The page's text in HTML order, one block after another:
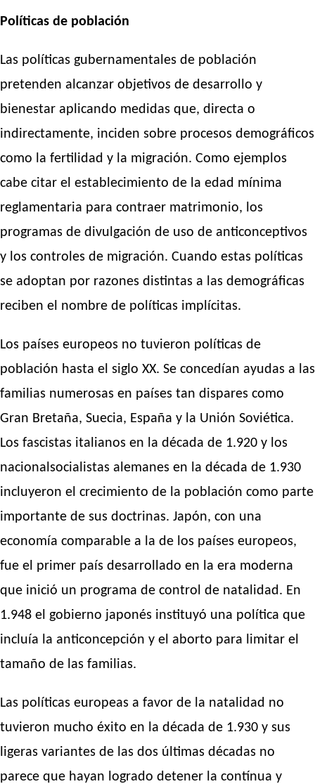
Políticas de población
Las políticas gubernamentales de población
pretenden alcanzar objetivos de desarrollo y
bienestar aplicando medidas que, directa o
indirectamente, inciden sobre procesos demográficos
como la fertilidad y la migración. Como ejemplos
cabe citar el establecimiento de la edad mínima
reglamentaria para contraer matrimonio, los
programas de divulgación de uso de anticonceptivos
y los controles de migración. Cuando estas políticas
se adoptan por razones distintas a las demográficas
reciben el nombre de políticas implícitas.
Los países europeos no tuvieron políticas de
población hasta el siglo XX. Se concedían ayudas a las
familias numerosas en países tan dispares como
Gran Bretaña, Suecia, España y la Unión Soviética.
Los fascistas italianos en la década de 1.920 y los
nacionalsocialistas alemanes en la década de 1.930
incluyeron el crecimiento de la población como parte
importante de sus doctrinas. Japón, con una
economía comparable a la de los países europeos,
fue el primer país desarrollado en la era moderna
que inició un programa de control de natalidad. En
1.948 el gobierno japonés instituyó una política que
incluía la anticoncepción y el aborto para limitar el
tamaño de las familias.
Las políticas europeas a favor de la natalidad no
tuvieron mucho éxito en la década de 1.930 y sus
ligeras variantes de las dos últimas décadas no
parece que hayan logrado detener la contínua y